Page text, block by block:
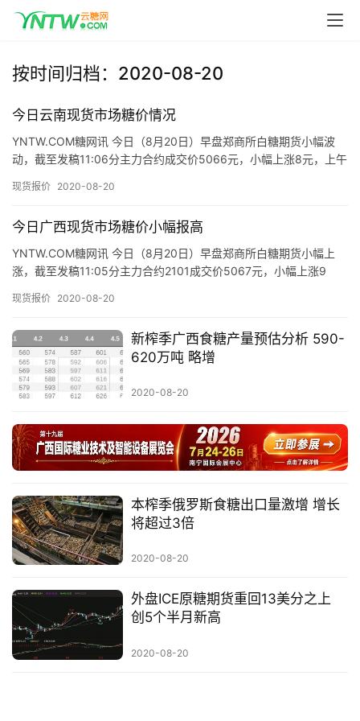
首
页
云
糖
网
众
号
货
报
价
专
题
地
区
频
产
业
按时间归档：2020-08-20
今日云南现货市场糖价情况
YNTW.COM糖网讯 今日（8月20日）早盘郑商所白糖期货小幅波
动，截至发稿11:06分主力合约成交价5066元，小幅上涨8元，上午
现货报价 2020-08-20
今日广西现货市场糖价小幅报高
YNTW.COM糖网讯 今日（8月20日）早盘郑商所白糖期货小幅上
涨，截至发稿11:05分主力合约2101成交价5067元，小幅上涨9
现货报价 2020-08-20
新榨季广西食糖产量预估分析 590-
620万吨 略增
2020-08-20
本榨季俄罗斯食糖出口量激增 增长
将超过3倍
2020-08-20
外盘ICE原糖期货重回13美分之上
创5个半月新高
2020-08-20